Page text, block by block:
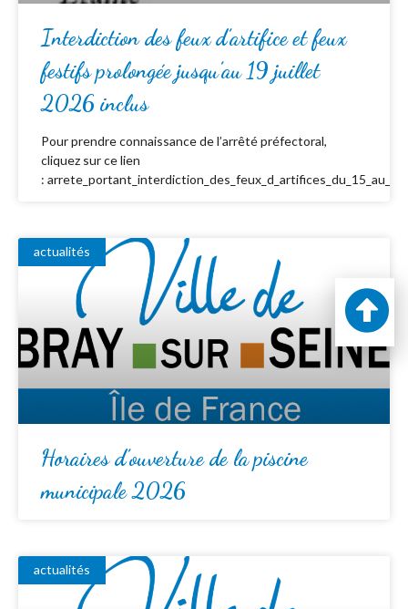
Interdiction des feux d’artifice et feux
festifs prolongée jusqu’au 19 juillet
2026 inclus
Pour prendre connaissance de l’arrêté préfectoral,
cliquez sur ce lien
:
actualités
Horaires d’ouverture de la piscine
municipale 2026
actualités